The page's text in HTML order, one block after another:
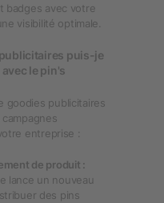
badges avec votre
visibilité optimale.
puis-je
le pin's
goodies publicitaires
entreprise :
de produit :
lance un nouveau
des pins